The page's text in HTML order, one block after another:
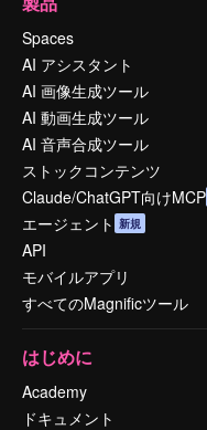
Spaces
AI アシスタント
AI 画像生成ツール
AI 動画生成ツール
AI 音声合成ツール
ストックコンテンツ
Claude/ChatGPT向けMCP
エージェント 新規
API
モバイルアプリ
すべてのMagnificツール
はじめに
Academy
ドキュメント